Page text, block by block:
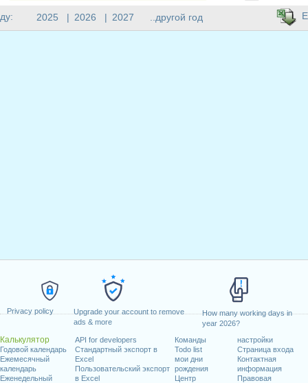
Privacy policy
Upgrade your account to remove
ads & more
How many working days in
year 2026?
Калькулятор
Годовой календарь
Ежемесячный
календарь
Еженедельный
API for developers
Стандартный экспорт в
Excel
Пользовательский экспорт
в Excel
Команды
Todo list
мои дни
рождения
Центр
настройки
Страница входа
Контактная
информация
Правовая
2025 | 2026 | 2027 ..другой год